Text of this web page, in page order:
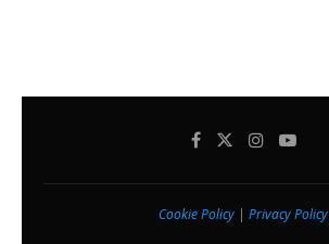
Cookie Policy | Privacy Policy